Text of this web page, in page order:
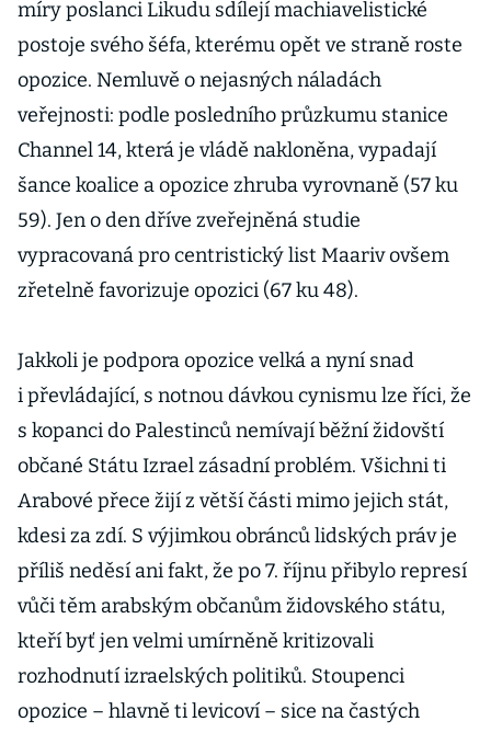
míry poslanci Likudu sdílejí machiavelistické
postoje svého šéfa, kterému opět ve straně roste
opozice. Nemluvě o nejasných náladách
veřejnosti: podle posledního průzkumu stanice
Channel 14, která je vládě nakloněna, vypadají
šance koalice a opozice zhruba vyrovnaně (57 ku
59). Jen o den dříve zveřejněná studie
vypracovaná pro centristický list Maariv ovšem
zřetelně favorizuje opozici (67 ku 48).
Jakkoli je podpora opozice velká a nyní snad
i převládající, s notnou dávkou cynismu lze říci, že
s kopanci do Palestinců nemívají běžní židovští
občané Státu Izrael zásadní problém. Všichni ti
Arabové přece žijí z větší části mimo jejich stát,
kdesi za zdí. S výjimkou obránců lidských práv je
příliš neděsí ani fakt, že po 7. říjnu přibylo represí
vůči těm arabským občanům židovského státu,
kteří byť jen velmi umírněně kritizovali
rozhodnutí izraelských politiků. Stoupenci
opozice – hlavně ti levicoví – sice na častých